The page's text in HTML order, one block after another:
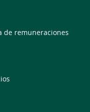
de remuneraciones